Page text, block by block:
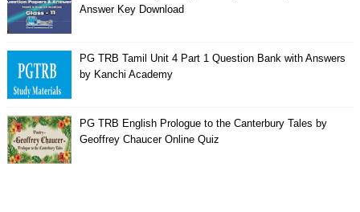
Answer Key Download
PG TRB Tamil Unit 4 Part 1 Question Bank with Answers
by Kanchi Academy
PG TRB English Prologue to the Canterbury Tales by
Geoffrey Chaucer Online Quiz